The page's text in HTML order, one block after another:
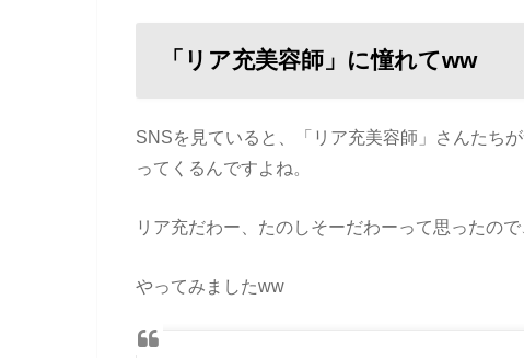
「リア充美容師」に憧れてww
SNSを見ていると、「リア充美容師」さんたち
ってくるんですよね。
リア充だわー、たのしそーだわーって思ったので
やってみましたww